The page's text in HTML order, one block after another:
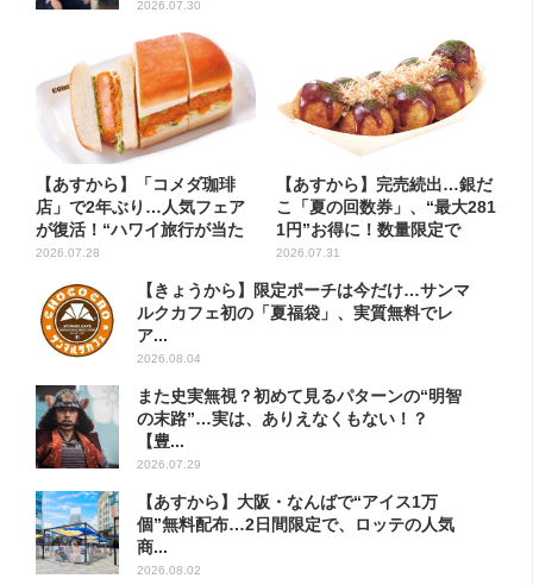
2026.07.30
【あすから】「コメダ珈琲
店」で2年ぶり…人気フェア
が復活！“ハワイ旅行が当た
る”...
2026.07.28
【あすから】完売続出…銀だ
こ「夏の回数券」、“最大281
1円”お得に！数量限定で
2026.07.31
【きょうから】限定ポーチは今だけ…サンマ
ルクカフェ初の「夏福袋」、実質無料でレ
ア...
2026.08.04
また史実無視？初めて見るパターンの“明智
の末路”…実は、ありえなくもない！？
【豊...
2026.07.29
【あすから】大阪・なんばで“アイス1万
個”無料配布…2日間限定で、ロッテの人気
商...
2026.08.02